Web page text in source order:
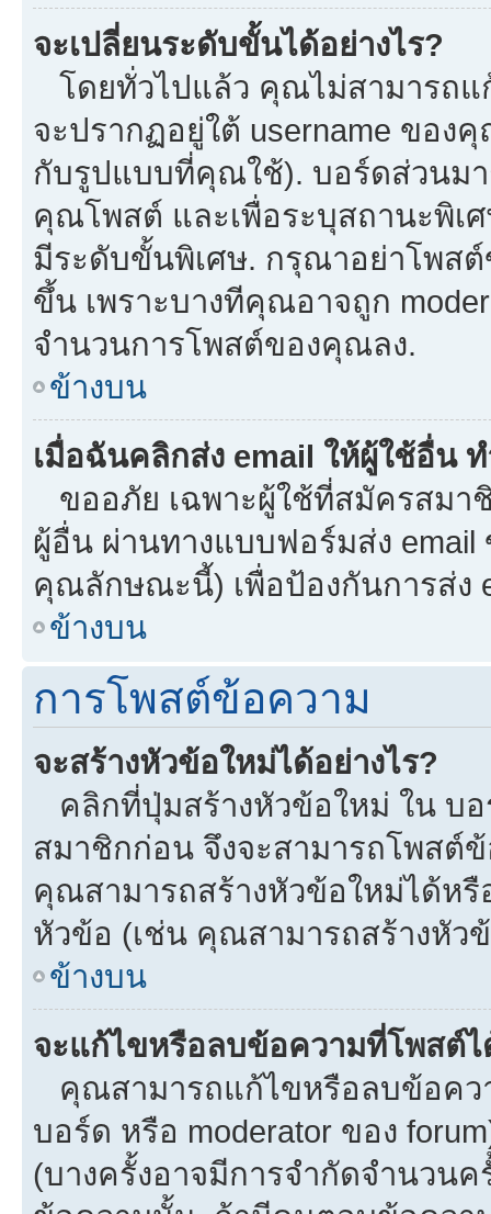
จะเปลี่ยนระดับขั้นได้อย่างไร?
โดยทั่วไปแล้ว คุณไม่สามารถ
จะปรากฏอยู่ใต้ username ขอ
กับรูปแบบที่คุณใช้). บอร์ดส่วนม
คุณโพสต์ และเพื่อระบุสถานะพิเศ
มีระดับขั้นพิเศษ. กรุณาอย่าโพส
ขึ้น เพราะบางทีคุณอาจถูก
จำนวนการโพสต์ของคุณลง.
ข้างบน
เมื่อฉันคลิกส่ง email ให้ผู้ใช้อื่น
ขออภัย เฉพาะผู้ใช้ที่สมัครสมา
ผู้อื่น ผ่านทางแบบฟอร์มส่ง
คุณลักษณะนี้) เพื่อป้องกันการส่ง
ข้างบน
การโพสต์ข้อความ
จะสร้างหัวข้อใหม่ได้อย่างไร?
คลิกที่ปุ่มสร้างหัวข้อใหม่ ใน บ
สมาชิกก่อน จึงจะสามารถโพสต์
คุณสามารถสร้างหัวข้อใหม่ได้ห
หัวข้อ (เช่น คุณสามารถสร้างหั
ข้างบน
จะแก้ไขหรือลบข้อความที่โพสต์ไ
คุณสามารถแก้ไขหรือลบข้อคว
บอร์ด หรือ moderator ของ
(บางครั้งอาจมีการจำกัดจำนวน